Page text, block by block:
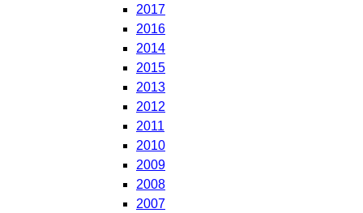
2017
2016
2014
2015
2013
2012
2011
2010
2009
2008
2007